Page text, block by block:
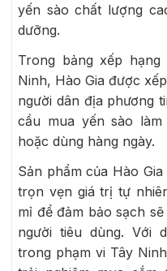
yến sào chất lượng
dưỡng.
Trong bảng xếp
Ninh, Hào Gia được
người dân địa phương
cầu mua yến sào
hoặc dùng hàng ngày.
Sản phẩm của Hào
trọn vẹn giá trị tự
mỉ để đảm bảo sạch
người tiêu dùng. Với
trong phạm vi Tây